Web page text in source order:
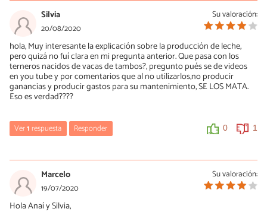
Su valoración:
Silvia
20/08/2020
hola, Muy interesante la explicación sobre la producción de leche,
pero quizá no fuí clara en mi pregunta anterior. Que pasa con los
terneros nacidos de vacas de tambos?, pregunto pués se de videos
en you tube y por comentarios que al no utilizarlos,no producir
ganancias y producir gastos para su mantenimiento, SE LOS MATA.
Eso es verdad????
Ver1respuesta Responder 0 1
18/04/2021
Normalmente se les separa de la madre en cuestión de horas, se
les alimenta con una leche artificial unos días o semanas hasta
llevarlos al matadero. Alguna vez se les mata de inmediato, pues
Su valoración:
Marcelo
19/07/2020
Hola Anaí y Silvia,